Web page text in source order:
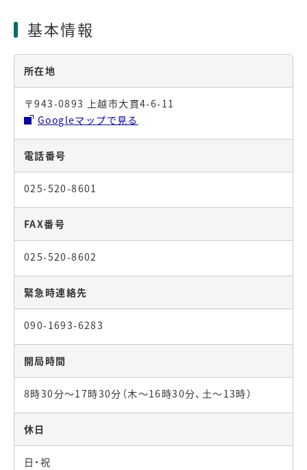
基本情報
所在地
〒943-0893 上越市大貫4-6-11
Googleマップで見る
電話番号
025-520-8601
FAX番号
025-520-8602
緊急時連絡先
090-1693-6283
開局時間
8時30分～17時30分（木～16時30分、土～13時）
休日
日・祝